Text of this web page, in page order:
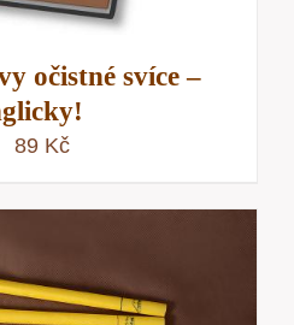
očistné svíce –
89 Kč